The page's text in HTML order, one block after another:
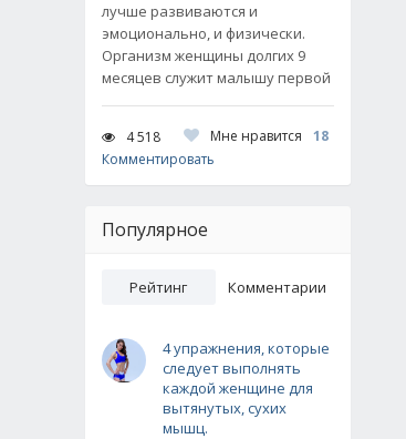
лучше развиваются и
эмоционально, и физически.
Организм женщины долгих 9
месяцев служит малышу первой
4 518 Мне нравится
18
Комментировать
Популярное
Рейтинг Комментарии
4 упражнения, которые
следует выполнять
каждой женщине для
вытянутых, сухих
мышц.